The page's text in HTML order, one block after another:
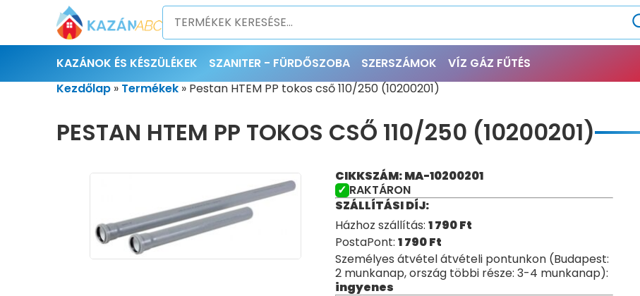
KAZÁNOK ÉS KÉSZÜLÉKEK SZANITER - FÜRDŐSZOBA SZERSZÁMOK VÍZ GÁZ FŰTÉS
Kezdőlap » Termékek » Pestan HTEM PP tokos cső 110/250 (10200201)
PESTAN HTEM PP TOKOS CSŐ 110/250 (10200201)
CIKKSZÁM: MA-10200201
RAKTÁRON
SZÁLLÍTÁSI DÍJ:
Házhoz szállítás: 1 790Ft
PostaPont: 1 790Ft
Személyes átvétel átvételi pontunkon (Budapest:
2 munkanap, ország többi része: 3-4 munkanap):
ingyenes